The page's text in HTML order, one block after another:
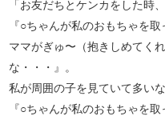
「お友だちとケンカをした時
『○ちゃんが私のおもちゃを
ママがぎゅ〜（抱きしめてく
な・・・』。
私が周囲の子を見ていて多い
『○ちゃんが私のおもちゃを